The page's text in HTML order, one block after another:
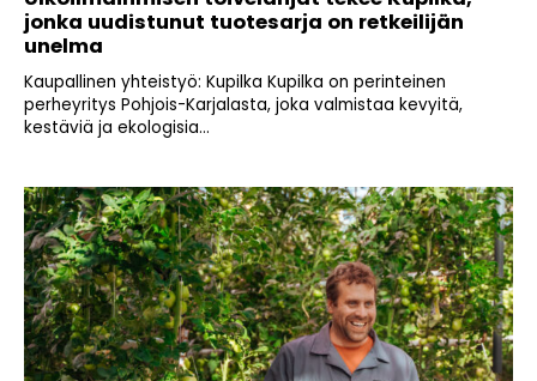
jonka uudistunut tuotesarja on retkeilijän
unelma
Kaupallinen yhteistyö: Kupilka Kupilka on perinteinen
perheyritys Pohjois-Karjalasta, joka valmistaa kevyitä,
kestäviä ja ekologisia...